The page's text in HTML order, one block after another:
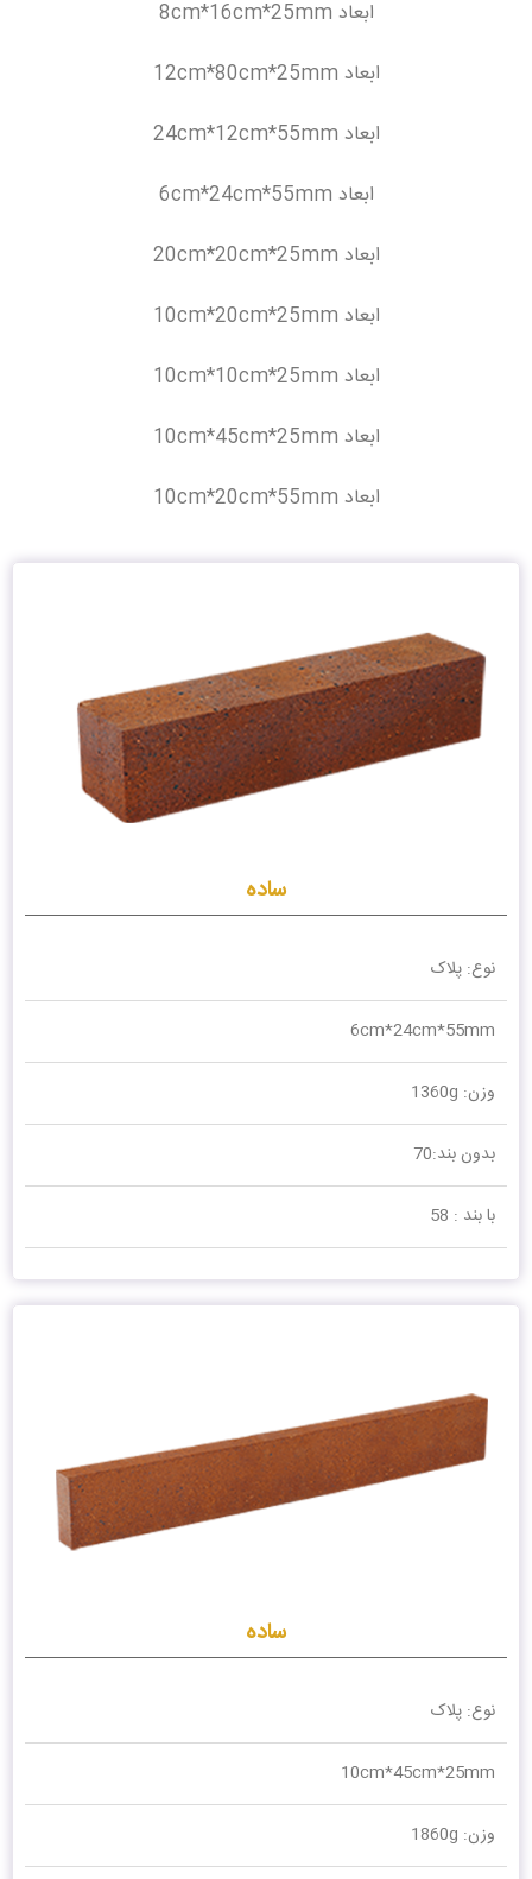
ابعاد 8cm*16cm*25mm
ابعاد 12cm*80cm*25mm
ابعاد 24cm*12cm*55mm
ابعاد 6cm*24cm*55mm
ابعاد 20cm*20cm*25mm
ابعاد 10cm*20cm*25mm
ابعاد 10cm*10cm*25mm
ابعاد 10cm*45cm*25mm
ابعاد 10cm*20cm*55mm
ساده
نوع: پلاک
6cm*24cm*55mm
وزن: 1360g
بدون بند:70
با بند : 58
ساده
نوع: پلاک
10cm*45cm*25mm
وزن: 1860g